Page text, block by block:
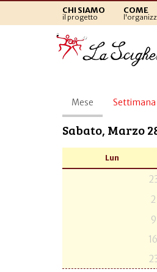
CHI SIAMO
il progetto
COME
Schede
primarie
Mese (scheda
attiva)
Settimana
Sabato, Marzo
Lun
2
9
16